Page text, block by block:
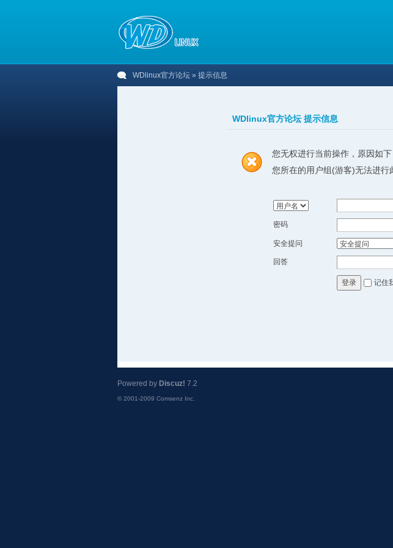
WDlinux官方论坛 » 提示信息
WDlinux官方论坛 提示信息
您无权进行当前操作，原因如下
您所在的用户组(游客)无法进行
密码
安全提问
回答
登录 记住
Powered by Discuz! 7.2
© 2001-2009 Comsenz Inc.